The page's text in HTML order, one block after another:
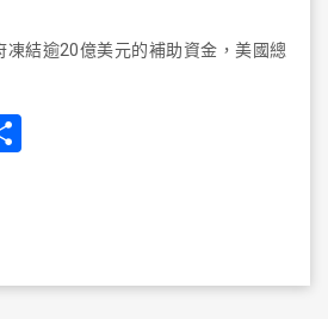
結逾20億美元的補助資金，美國總